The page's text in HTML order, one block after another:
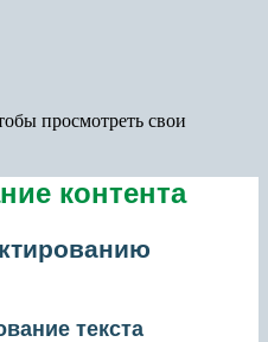
просмотреть свои
контента
текста